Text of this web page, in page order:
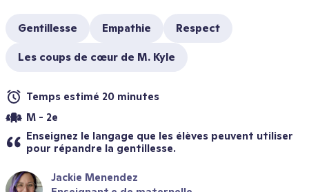
Gentillesse Empathie Respect
Les coups de cœur de M. Kyle
Temps estimé 20 minutes
M - 2e
Enseignez le langage que les élèves peuvent utiliser
pour répandre la gentillesse.
Jackie Menendez